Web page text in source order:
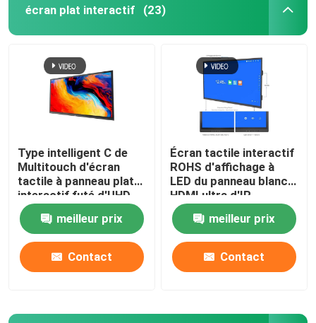
Nous contacter
Demander un devis
Tableau blanc interactif intelligent
Tableau blanc interactif d'éducation
Tableau blanc interactif électronique
écran plat interactif (23)
Type intelligent C de
Multitouch d'écran
tactile à panneau plat
interactif futé d'UHD
meilleur prix
Contact
Écran tactile interactif
ROHS d'affichage à
LED du panneau blanc
HDMI ultra d'IR
meilleur prix
Contact